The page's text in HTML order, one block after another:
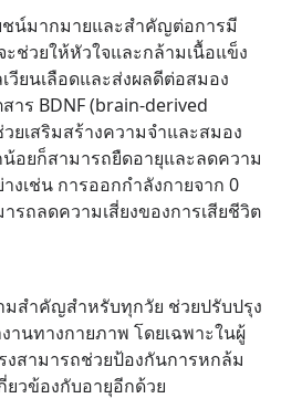
จีน ตั้งแต่โรงงานผลิตชิป
ามจำ โมเดล
ชน์มากมายและสำคัญต่อการมี
ช่วยให้หัวใจและกล้ามเนื้อแข็ง
วียนเลือดและส่งผลดีต่อสมอง
าร BDNF (brain-derived
เสริมสร้างความจำและสมอง
น้อยก็สามารถยืดอายุและลดความ
างเช่น การออกกำลังกายจาก 0
รถลดความเสี่ยงของการเสียชีวิต
สำคัญสำหรับทุกวัย ช่วยปรับปรุง
านทางกายภาพ โดยเฉพาะในผู้
งสามารถช่วยป้องกันการหกล้ม
วข้องกับอายุอีกด้วย